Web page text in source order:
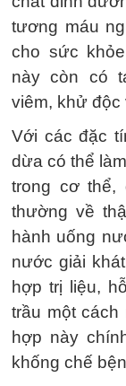
tương máu
cho sức
này còn có
viêm, khử độc
Với các đặc
dừa có thể
trong cơ thể,
thường về
hành uống
nước giải
hợp trị liệu,
trầu một cách
hợp này
khống chế